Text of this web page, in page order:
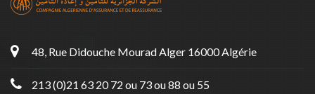
48, Rue Didouche Mourad Alger 16000 Algérie
213 (0)21 63 20 72 ou 73 ou 88 ou 55